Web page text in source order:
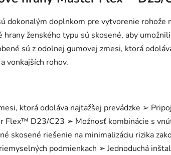
dokonalým doplnkom pre vytvorenie rohože
ženského typu sú skosené, aby
sú z odolnej gumovej zmesi, ktorá
vonkajších rohov.
ktorá odoláva najťažšej prevádzke ➢
Flex™ D23/C23 ➢ Možnosť kombinácie s
skosené riešenie na minimalizáciu rizika
podmienkach ➢ Jednoduchá